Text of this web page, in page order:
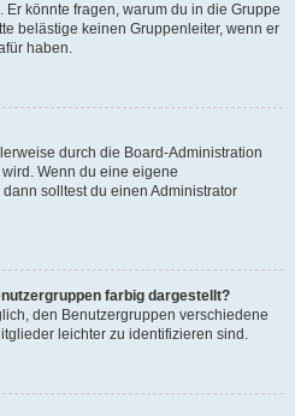
könnte fragen, warum du in die Gruppe
belästige keinen Gruppenleiter, wenn er
haben.
durch die Board-Administration
Wenn du eine eigene
solltest du einen Administrator
farbig dargestellt?
den Benutzergruppen verschiedene
leichter zu identifizieren sind.